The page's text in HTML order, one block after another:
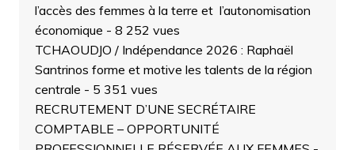
l’accès des femmes à la terre et l’autonomisation
économique - 8 252 vues
TCHAOUDJO / Indépendance 2026 : Raphaël
Santrinos forme et motive les talents de la région
centrale - 5 351 vues
RECRUTEMENT D’UNE SECRÉTAIRE
COMPTABLE – OPPORTUNITÉ